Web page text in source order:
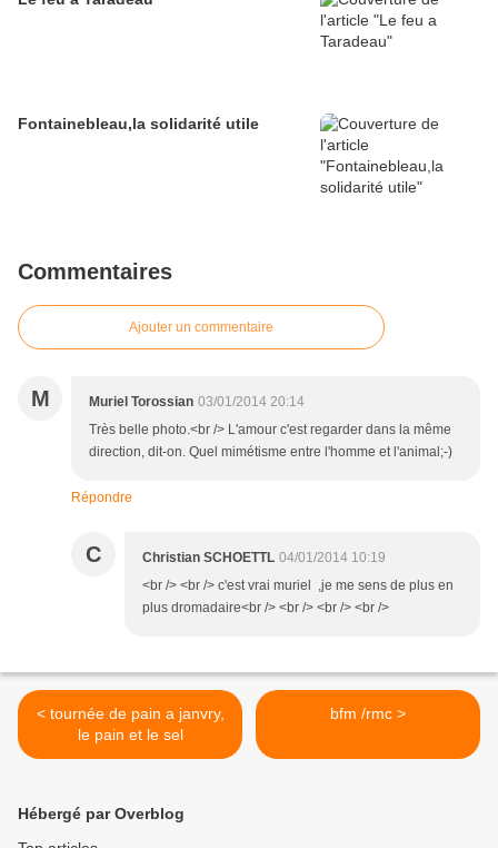
Fontainebleau,la solidarité utile
Commentaires
Ajouter un commentaire
M Muriel Torossian 03/01/2014 20:14
Très belle photo.<br /> L'amour c'est regarder dans la même
direction, dit-on. Quel mimétisme entre l'homme et l'animal;-)
Répondre
C Christian SCHOETTL 04/01/2014 10:19
<br /> <br /> c'est vrai muriel ,je me sens de plus en
plus dromadaire<br /> <br /> <br /> <br />
< tournée de pain a janvry,
le pain et le sel
bfm /rmc >
Hébergé par Overblog